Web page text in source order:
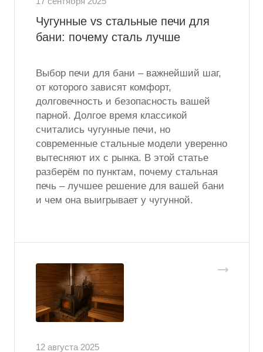
Чугунные vs стальные печи для
бани: почему сталь лучше
Выбор печи для бани – важнейший шаг,
от которого зависят комфорт,
долговечность и безопасность вашей
парной. Долгое время классикой
считались чугунные печи, но
современные стальные модели уверенно
вытесняют их с рынка. В этой статье
разберём по пунктам, почему стальная
печь – лучшее решение для вашей бани
и чем она выигрывает у чугунной.
12 августа 2025